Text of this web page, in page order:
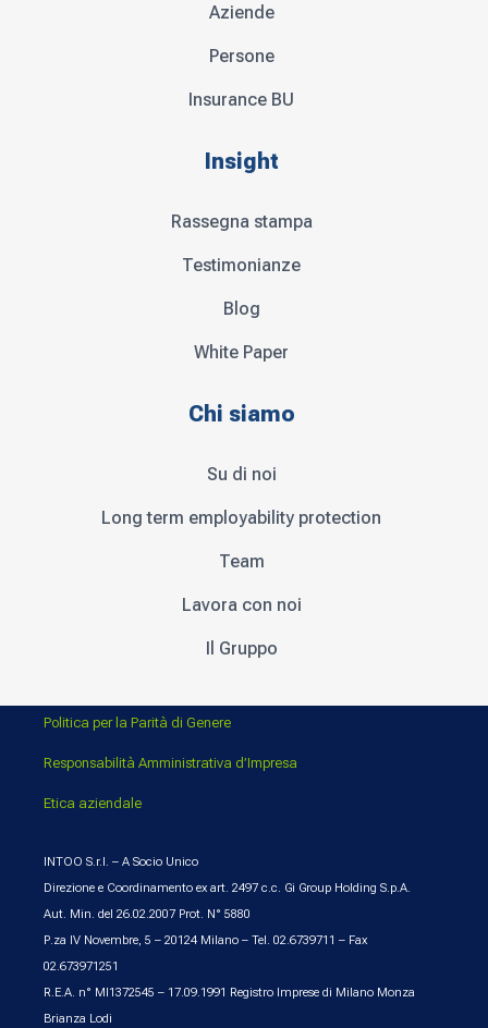
Aziende
Persone
Insurance BU
Insight
Rassegna stampa
Testimonianze
Blog
White Paper
Chi siamo
Su di noi
Long term employability protection
Team
Lavora con noi
Il Gruppo
Politica per la Parità di Genere
Responsabilità Amministrativa d’Impresa
Etica aziendale
INTOO S.r.l. – A Socio Unico
Direzione e Coordinamento ex art. 2497 c.c. Gi Group Holding S.p.A.
Aut. Min. del 26.02.2007 Prot. N° 5880
P.za IV Novembre, 5 – 20124 Milano – Tel. 02.6739711 – Fax
02.673971251
R.E.A. n° MI1372545 – 17.09.1991 Registro Imprese di Milano Monza
Brianza Lodi